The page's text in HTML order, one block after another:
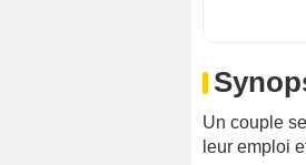
Un couple
leur emploi